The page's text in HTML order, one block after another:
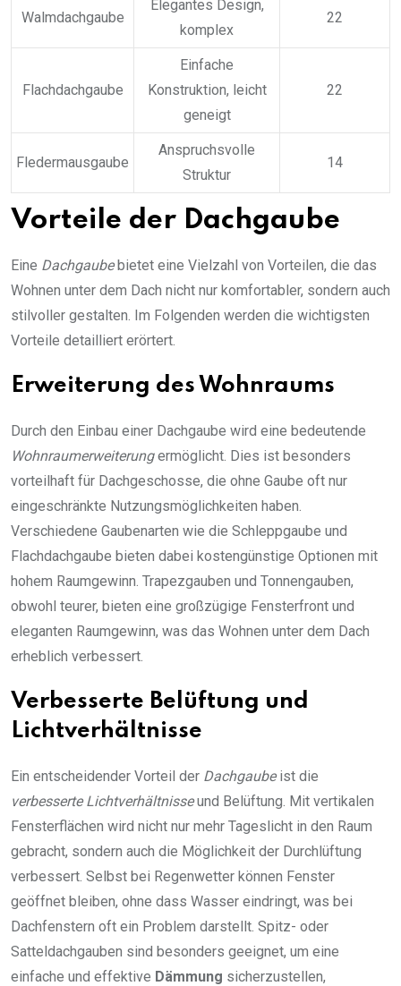
Walmdachgaube
Elegantes Design,
komplex
22
Flachdachgaube
Einfache
Konstruktion, leicht
geneigt
22
Fledermausgaube
Anspruchsvolle
Struktur
14
Vorteile der Dachgaube
Eine Dachgaubebietet eine Vielzahl von Vorteilen, die das
Wohnen unter dem Dach nicht nur komfortabler, sondern auch
stilvoller gestalten. Im Folgenden werden die wichtigsten
Vorteile detailliert erörtert.
Erweiterung des Wohnraums
Durch den Einbau einer Dachgaube wird eine bedeutende
Wohnraumerweiterungermöglicht. Dies ist besonders
vorteilhaft für Dachgeschosse, die ohne Gaube oft nur
eingeschränkte Nutzungsmöglichkeiten haben.
Verschiedene Gaubenarten wie die Schleppgaube und
Flachdachgaube bieten dabei kostengünstige Optionen mit
hohem Raumgewinn. Trapezgauben und Tonnengauben,
obwohl teurer, bieten eine großzügige Fensterfront und
eleganten Raumgewinn, was das Wohnen unter dem Dach
erheblich verbessert.
Verbesserte Belüftung und
Lichtverhältnisse
Ein entscheidender Vorteil der Dachgaubeist die
verbesserte Lichtverhältnisseund Belüftung. Mit vertikalen
Fensterflächen wird nicht nur mehr Tageslicht in den Raum
gebracht, sondern auch die Möglichkeit der Durchlüftung
verbessert. Selbst bei Regenwetter können Fenster
geöffnet bleiben, ohne dass Wasser eindringt, was bei
Dachfenstern oft ein Problem darstellt. Spitz- oder
Satteldachgauben sind besonders geeignet, um eine
einfache und effektive Dämmung sicherzustellen,